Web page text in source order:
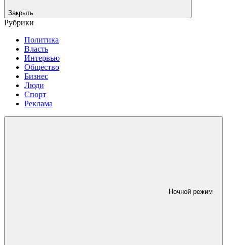
Закрыть
Рубрики
Политика
Власть
Интервью
Общество
Бизнес
Люди
Спорт
Реклама
Ночной режим